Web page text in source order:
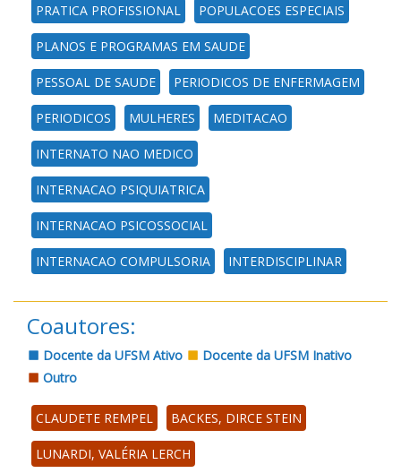
PRATICA PROFISSIONAL POPULACOES ESPECIAIS
PLANOS E PROGRAMAS EM SAUDE
PESSOAL DE SAUDE PERIODICOS DE ENFERMAGEM
PERIODICOS MULHERES MEDITACAO
INTERNATO NAO MEDICO
INTERNACAO PSIQUIATRICA
INTERNACAO PSICOSSOCIAL
INTERNACAO COMPULSORIA INTERDISCIPLINAR
Coautores:
Docente da UFSM Ativo
Docente da UFSM Inativo
Outro
CLAUDETE REMPEL BACKES, DIRCE STEIN
LUNARDI, VALÉRIA LERCH